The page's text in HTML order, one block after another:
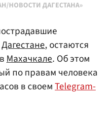
НОВОСТИ ДАГЕСТАНА»
Дагестане, остаются
Махачкале. Об этом
по правам человека
в своемTelegram-